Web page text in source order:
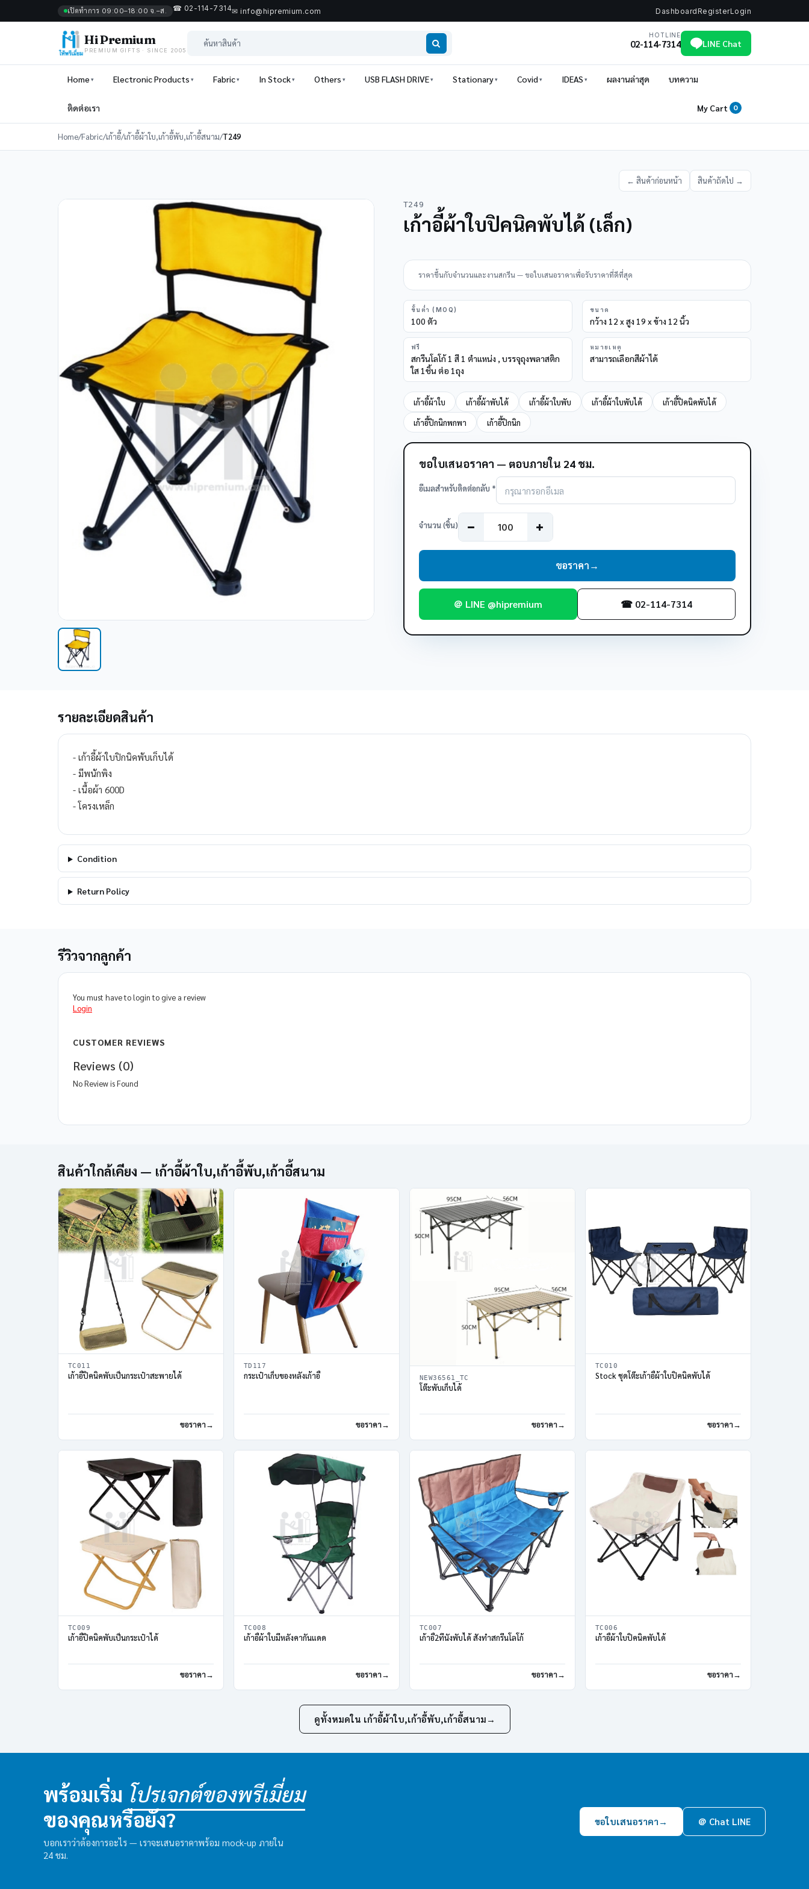
เปิดทำการ 09:00–18:00 จ.–ส. ☎ 02-114-7314✉ info@hipremium.com DashboardRegisterLogin
Hi Premium
PREMIUM GIFTS · SINCE 2005
HOTLINE
02-114-7314 LINE Chat
Home Electronic Products Fabric In Stock Others USB FLASH DRIVE Stationary Covid IDEAS ผลงานล่าสุด บทความ
ติดต่อเรา My Cart 0
Home/Fabric/เก้าอี้/เก้าอี้ผ้าใบ,เก้าอี้พับ,เก้าอี้สนาม/T249
← สินค้าก่อนหน้า สินค้าถัดไป →
T249
เก้าอี้ผ้าใบปิคนิคพับได้ (เล็ก)
ราคาขึ้นกับจำนวนและงานสกรีน — ขอใบเสนอราคาเพื่อรับราคาที่ดีที่สุด
ขั้นต่ำ (MOQ)
100 ตัว
ขนาด
กว้าง 12 x สูง 19 x ข้าง 12 นิ้ว
ฟรี
สกรีนโลโก้ 1 สี 1 ตำแหน่ง , บรรจุถุงพลาสติก
ใส 1ชิ้น ต่อ 1ถุง
หมายเหตุ
สามารถเลือกสีผ้าได้
เก้าอี้ผ้าใบ เก้าอี้ผ้าพับได้ เก้าอี้ผ้าใบพับ เก้าอี้ผ้าใบพับได้
เก้าอี้ปิคนิคพับได้
เก้าอี้ปิกนิกพกพา
เก้าอี้ปิกนิก
ขอใบเสนอราคา — ตอบภายใน 24 ชม.
อีเมลสำหรับติดต่อกลับ *
จำนวน (ชิ้น)
ขอราคา→
＠ LINE @hipremium ☎ 02-114-7314
รายละเอียดสินค้า
- เก้าอี้ผ้าใบปิกนิคพับเก็บได้
- มีพนักพิง
- เนื้อผ้า 600D
- โครงเหล็ก
Condition
Return Policy
รีวิวจากลูกค้า
You must have to login to give a review
Login
CUSTOMER REVIEWS
Reviews (0)
No Review is Found
สินค้าใกล้เคียง — เก้าอี้ผ้าใบ,เก้าอี้พับ,เก้าอี้สนาม
TC011
เก้าอี้ปิคนิคพับเป็นกระเป๋าสะพายได้
ขอราคา
TD117
กระเป๋าเก็บของหลังเก้าอี้
ขอราคา
NEW36561_TC
โต๊ะพับเก็บได้
ขอราคา
TC010
Stock ชุดโต๊ะเก้าอี้ผ้าใบปิคนิคพับได้
ขอราคา
TC009
เก้าอี้ปิคนิคพับเป็นกระเป๋าได้
ขอราคา
TC008
เก้าอี้ผ้าใบมีหลังคากันแดด
ขอราคา
TC007
เก้าอี้2ที่นั่งพับได้ สั่งทำสกรีนโลโก้
ขอราคา
TC006
เก้าอี้ผ้าใบปิคนิคพับได้
ขอราคา
ดูทั้งหมดใน เก้าอี้ผ้าใบ,เก้าอี้พับ,เก้าอี้สนาม →
พร้อมเริ่ม โปรเจกต์ของพรีเมี่ยม
ของคุณหรือยัง?
บอกเราว่าต้องการอะไร — เราจะเสนอราคาพร้อม mock-up ภายใน
24 ชม.
ขอใบเสนอราคา → ＠ Chat LINE